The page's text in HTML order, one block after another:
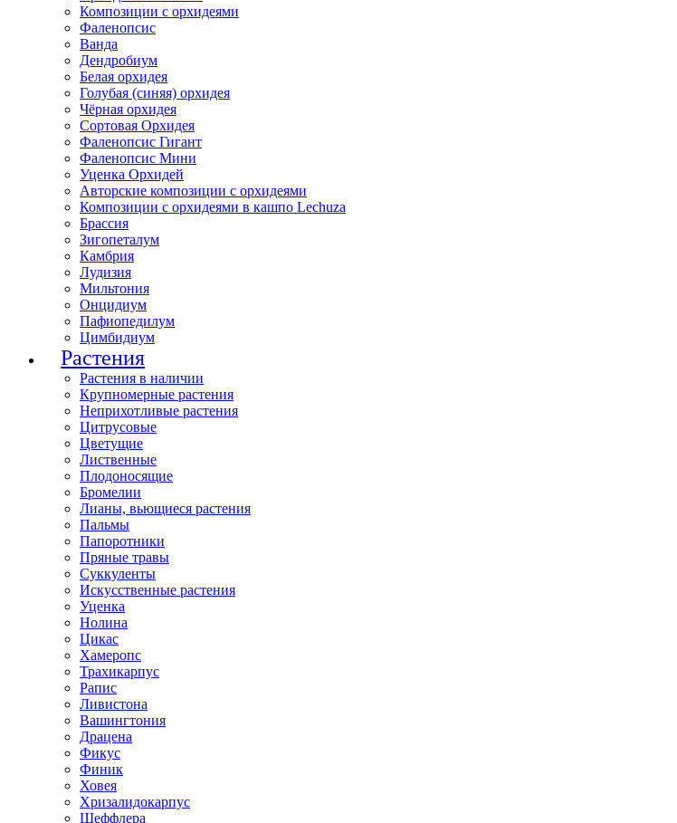
Композиции с орхидеями
Фаленопсис
Ванда
Дендробиум
Белая орхидея
Голубая (синяя) орхидея
Чёрная орхидея
Сортовая Орхидея
Фаленопсис Гигант
Фаленопсис Мини
Уценка Орхидей
Авторские композиции с орхидеями
Композиции с орхидеями в кашпо Lechuza
Брассия
Зигопеталум
Камбрия
Лудизия
Мильтония
Онцидиум
Пафиопедилум
Цимбидиум
Растения
Растения в наличии
Крупномерные растения
Неприхотливые растения
Цитрусовые
Цветущие
Лиственные
Плодоносящие
Бромелии
Лианы, вьющиеся растения
Пальмы
Папоротники
Пряные травы
Суккуленты
Искусственные растения
Уценка
Нолина
Цикас
Хамеропс
Трахикарпус
Рапис
Ливистона
Вашингтония
Драцена
Фикус
Финик
Ховея
Хризалидокарпус
Шеффлера